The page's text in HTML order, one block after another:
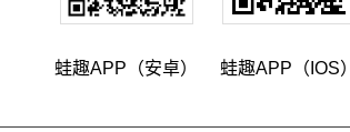
蛙趣APP（安卓） 蛙趣APP（IOS）